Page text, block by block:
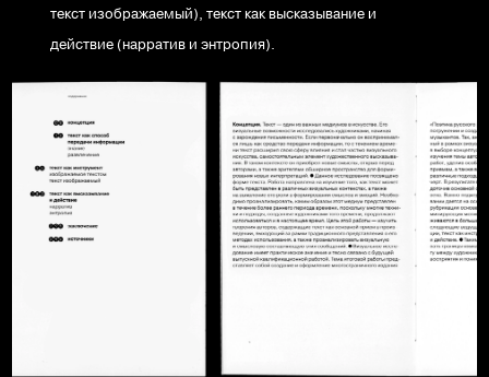
текст изображаемый), текст как высказывание и
действие (нарратив и энтропия).